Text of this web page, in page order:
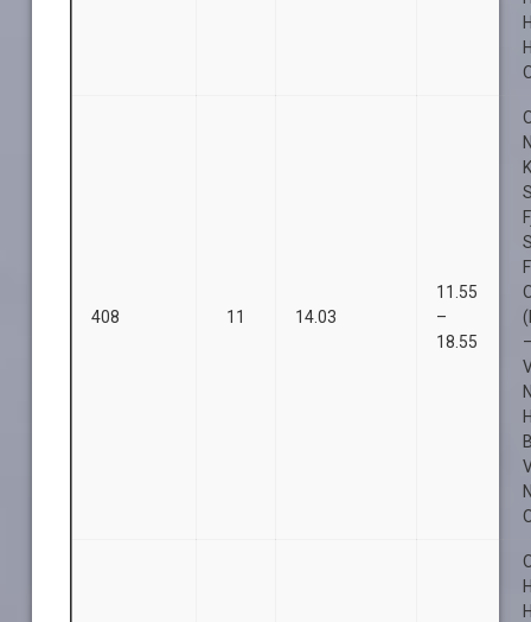
408 11 14.03
11.55
–
18.55